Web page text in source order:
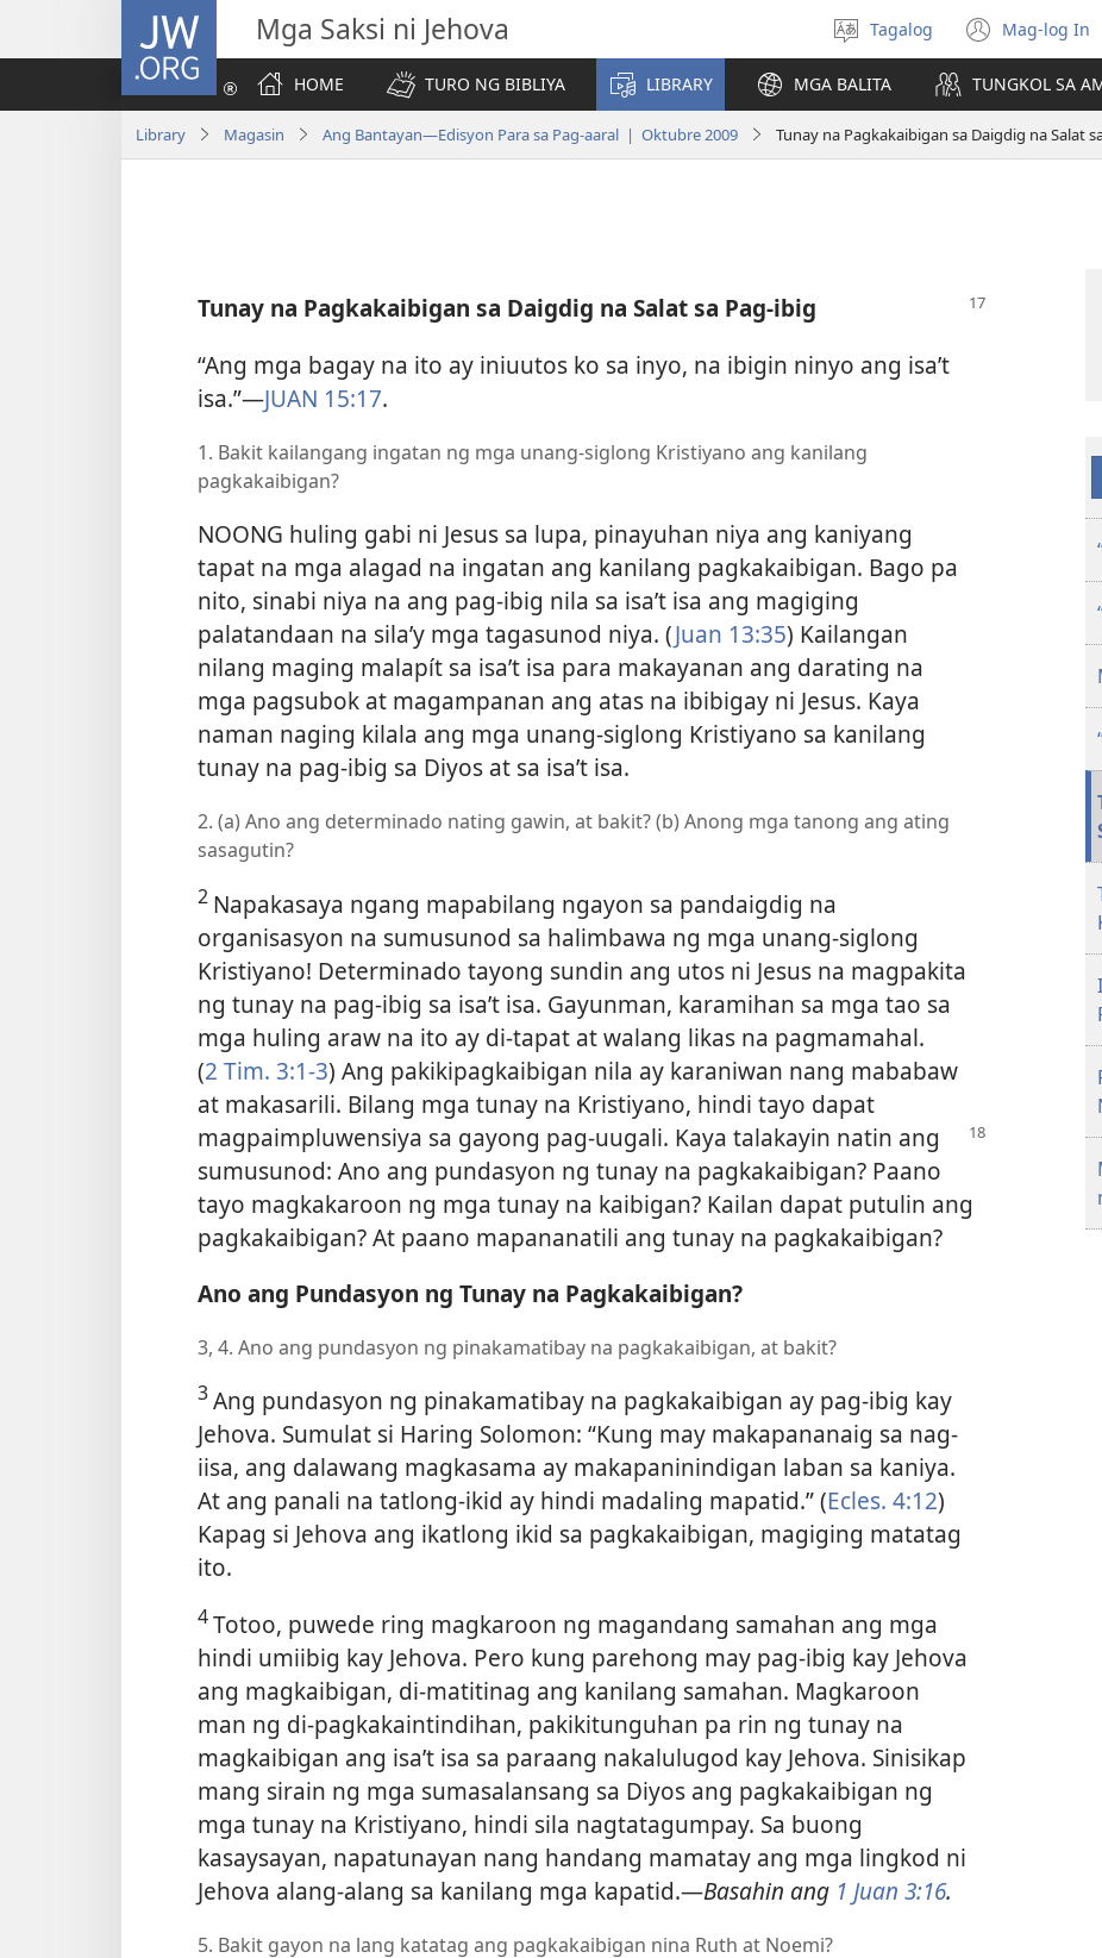
JW.ORG Mga Saksi ni Jehova
Pumili
ng
wika
Tagalog Mag-log In
(may
bubukas
na
bagong
window)
HOME
TURO NG BIBLIYA LIBRARY MGA BALITA TUNGKOL SA
Library Magasin Ang Bantayan—Edisyon Para sa Pag-aaral | Oktubre 2009 Tunay na Pagkakaibigan sa Daigdig na Salat
Tunay na Pagkakaibigan sa Daigdig na Salat sa Pag-ibig
“Ang mga bagay na ito ay iniuutos ko sa inyo, na ibigin ninyo ang isa’t
isa.”​—JUAN 15:17.
1. Bakit kailangang ingatan ng mga unang-siglong Kristiyano ang kanilang
pagkakaibigan?
NOONG huling gabi ni Jesus sa lupa, pinayuhan niya ang kaniyang
tapat na mga alagad na ingatan ang kanilang pagkakaibigan. Bago pa
nito, sinabi niya na ang pag-ibig nila sa isa’t isa ang magiging
palatandaan na sila’y mga tagasunod niya. (Juan 13:35) Kailangan
nilang maging malapít sa isa’t isa para makayanan ang darating na
mga pagsubok at magampanan ang atas na ibibigay ni Jesus. Kaya
naman naging kilala ang mga unang-siglong Kristiyano sa kanilang
tunay na pag-ibig sa Diyos at sa isa’t isa.
2. (a) Ano ang determinado nating gawin, at bakit? (b) Anong mga tanong ang ating
sasagutin?
2 Napakasaya ngang mapabilang ngayon sa pandaigdig na
organisasyon na sumusunod sa halimbawa ng mga unang-siglong
Kristiyano! Determinado tayong sundin ang utos ni Jesus na magpakita
ng tunay na pag-ibig sa isa’t isa. Gayunman, karamihan sa mga tao sa
mga huling araw na ito ay di-tapat at walang likas na pagmamahal.
(2 Tim. 3:1-3) Ang pakikipagkaibigan nila ay karaniwan nang mababaw
at makasarili. Bilang mga tunay na Kristiyano, hindi tayo dapat
magpaimpluwensiya sa gayong pag-uugali. Kaya talakayin natin ang
sumusunod: Ano ang pundasyon ng tunay na pagkakaibigan? Paano
tayo magkakaroon ng mga tunay na kaibigan? Kailan dapat putulin ang
pagkakaibigan? At paano mapananatili ang tunay na pagkakaibigan?
Ano ang Pundasyon ng Tunay na Pagkakaibigan?
3, 4. Ano ang pundasyon ng pinakamatibay na pagkakaibigan, at bakit?
3Ang pundasyon ng pinakamatibay na pagkakaibigan ay pag-ibig kay
Jehova. Sumulat si Haring Solomon: “Kung may makapananaig sa nag-
iisa, ang dalawang magkasama ay makapaninindigan laban sa kaniya.
At ang panali na tatlong-ikid ay hindi madaling mapatid.” (Ecles. 4:12)
Kapag si Jehova ang ikatlong ikid sa pagkakaibigan, magiging matatag
ito.
4Totoo, puwede ring magkaroon ng magandang samahan ang mga
hindi umiibig kay Jehova. Pero kung parehong may pag-ibig kay Jehova
ang magkaibigan, di-matitinag ang kanilang samahan. Magkaroon
man ng di-pagkakaintindihan, pakikitunguhan pa rin ng tunay na
magkaibigan ang isa’t isa sa paraang nakalulugod kay Jehova. Sinisikap
mang sirain ng mga sumasalansang sa Diyos ang pagkakaibigan ng
mga tunay na Kristiyano, hindi sila nagtatagumpay. Sa buong
kasaysayan, napatunayan nang handang mamatay ang mga lingkod ni
Jehova alang-alang sa kanilang mga kapatid.​—Basahin ang 1 Juan 3:16.
5. Bakit gayon na lang katatag ang pagkakaibigan nina Ruth at Noemi?